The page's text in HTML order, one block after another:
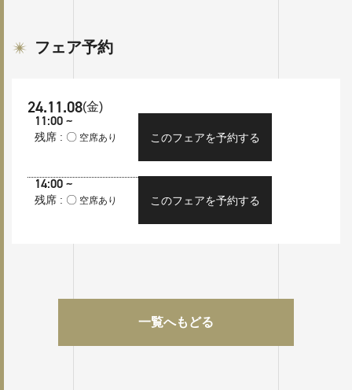
フェア予約
24.11.08(金)
11:00 ~
残席 : 〇空席あり このフェアを予約する
14:00 ~
残席 : 〇空席あり このフェアを予約する
一覧へもどる